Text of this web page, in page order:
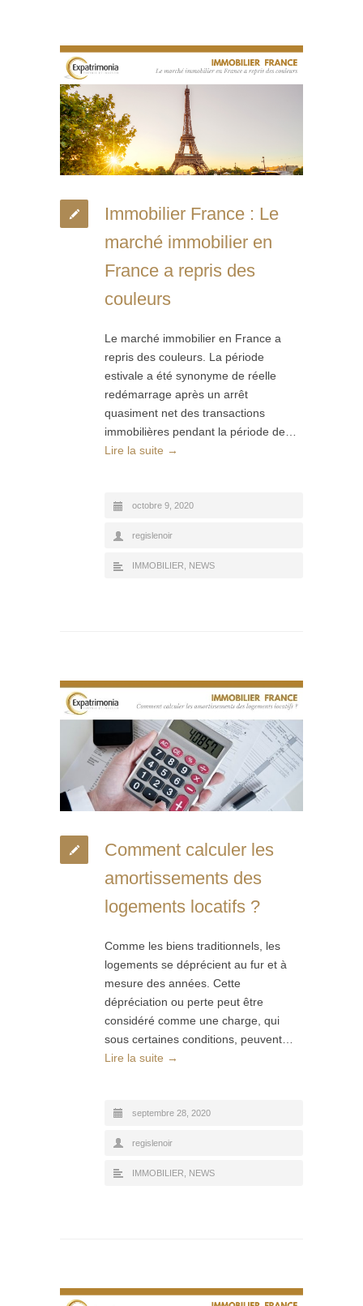
Immobilier France : Le
marché immobilier en
France a repris des
couleurs
Le marché immobilier en France a
repris des couleurs. La période
estivale a été synonyme de réelle
redémarrage après un arrêt
quasiment net des transactions
immobilières pendant la période de…
Lire la suite →
octobre 9, 2020
regislenoir
IMMOBILIER, NEWS
Comment calculer les
amortissements des
logements locatifs ?
Comme les biens traditionnels, les
logements se déprécient au fur et à
mesure des années. Cette
dépréciation ou perte peut être
considéré comme une charge, qui
sous certaines conditions, peuvent…
Lire la suite →
septembre 28, 2020
regislenoir
IMMOBILIER NEWS